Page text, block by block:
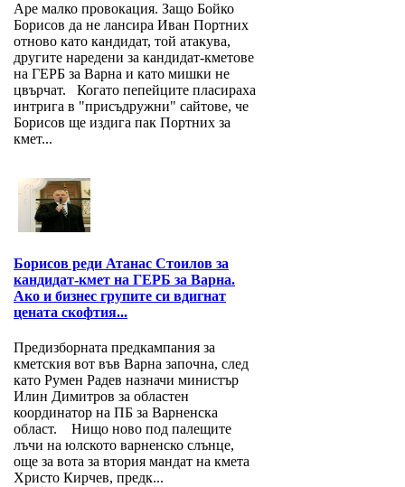
Аре малко провокация. Защо Бойко
Борисов да не лансира Иван Портних
отново като кандидат, той атакува,
другите наредени за кандидат-кметове
на ГЕРБ за Варна и като мишки не
цвърчат. Когато пепейците пласираха
интрига в "присъдружни" сайтове, че
Борисов ще издига пак Портних за
кмет...
Борисов реди Атанас Стоилов за
кандидат-кмет на ГЕРБ за Варна.
Ако и бизнес групите си вдигнат
цената скофтия...
Предизборната предкампания за
кметския вот във Варна започна, след
като Румен Радев назначи министър
Илин Димитров за областен
координатор на ПБ за Варнeнска
област. Нищо ново под палещите
лъчи на юлското варненско слънце,
още за вота за втория мандат на кмета
Христо Кирчев, предк...